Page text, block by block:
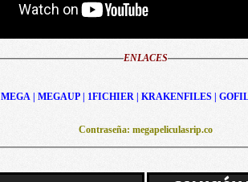
ENLACES
MEGA | MEGAUP | 1FICHIER | KRAKENFILES |
Contraseña: megapeliculasrip.co